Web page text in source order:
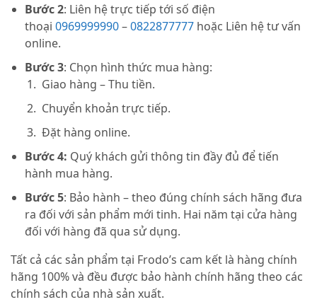
Bước 2: Liên hệ trực tiếp tới số điện
thoại 0969999990–0822877777 hoặc Liên hệ tư vấn
online.
Bước 3: Chọn hình thức mua hàng:
Giao hàng – Thu tiền.
Chuyển khoản trực tiếp.
Đặt hàng online.
Bước 4: Quý khách gửi thông tin đầy đủ để tiến
hành mua hàng.
Bước 5: Bảo hành – theo đúng chính sách hãng đưa
ra đối với sản phẩm mới tinh. Hai năm tại cửa hàng
đối với hàng đã qua sử dụng.
Tất cả các sản phẩm tại Frodo’s cam kết là hàng chính
hãng 100% và đều được bảo hành chính hãng theo các
chính sách của nhà sản xuất.